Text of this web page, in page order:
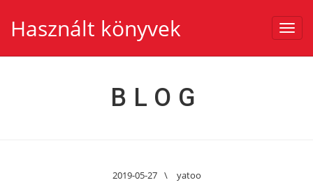
Használt könyvek
BLOG
2019-05-27 \ yatoo